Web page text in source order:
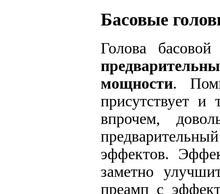
Басовые
Голова
мощности.
присутствует и
впрочем,
эффектов.
заметно
преамп с